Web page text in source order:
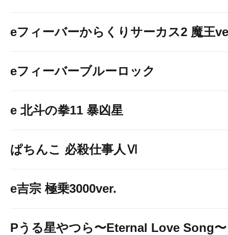
本日７
eフィーバーからくりサーカス2 魔王
eフィーバーブルーロック
e 北斗の拳11 暴凶星
ぱちんこ 必殺仕事人Ⅵ
e吉宗 極乗3000ver.
Pうる星やつら〜Eternal Love Song〜